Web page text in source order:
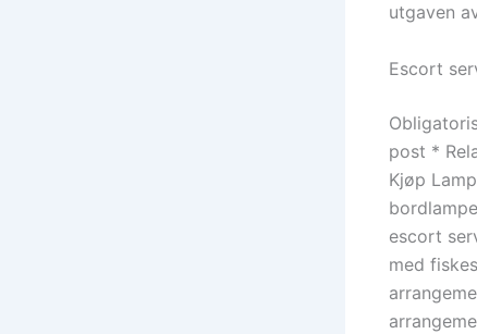
utgaven
Escort
post *
Kjøp
escort
med